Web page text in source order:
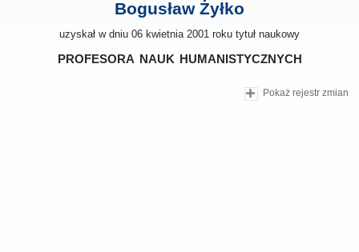
Bogusław Żyłko
uzyskał w dniu 06 kwietnia 2001 roku tytuł naukowy
profesora nauk humanistycznych
Pokaż rejestr zmian